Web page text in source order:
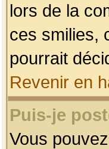
lors de la
ces smilies,
pourrait
Revenir en
Puis-je
Vous